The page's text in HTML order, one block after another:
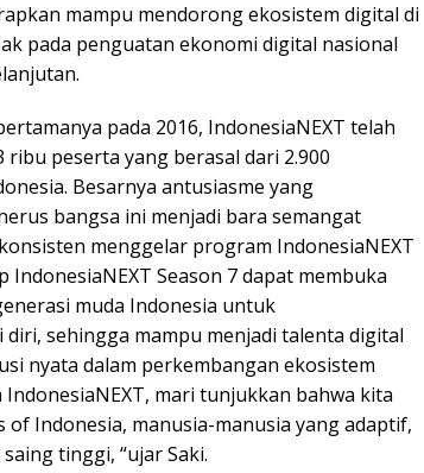
mampu mendorong ekosistem digital di
pada penguatan ekonomi digital nasional
pada 2016, IndonesiaNEXT telah
peserta yang berasal dari 2.900
Besarnya antusiasme yang
bangsa ini menjadi bara semangat
menggelar program IndonesiaNEXT
IndonesiaNEXT Season 7 dapat membuka
muda Indonesia untuk
sehingga mampu menjadi talenta digital
nyata dalam perkembangan ekosistem
mari tunjukkan bahwa kita
of Indonesia, manusia-manusia yang adaptif,
tinggi, “ujar Saki.